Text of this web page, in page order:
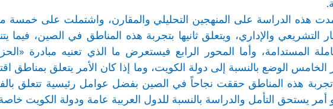
هذه الدراسة على المنهجين التحليلي والمقارن، واشتملت على خمسة
التشريعي والإداري، ويتعلق ثانيها بتجربة هذه المناطق في الصين، فيما
المستدامة، وأما المحور الرابع فيستعرض ما الذي تعنيه مبادرة
الخامس الوضع بالنسبة إلى دولة الكويت، وما إذا كان الأمر يتعلق بمناطق
هذه المناطق حققت نجاحاً في الصين بفضل عوامل رئيسية تتعلق
أمر يستحق التأمل والدراسة بالنسبة للدول العربية عامة ودولة الكويت